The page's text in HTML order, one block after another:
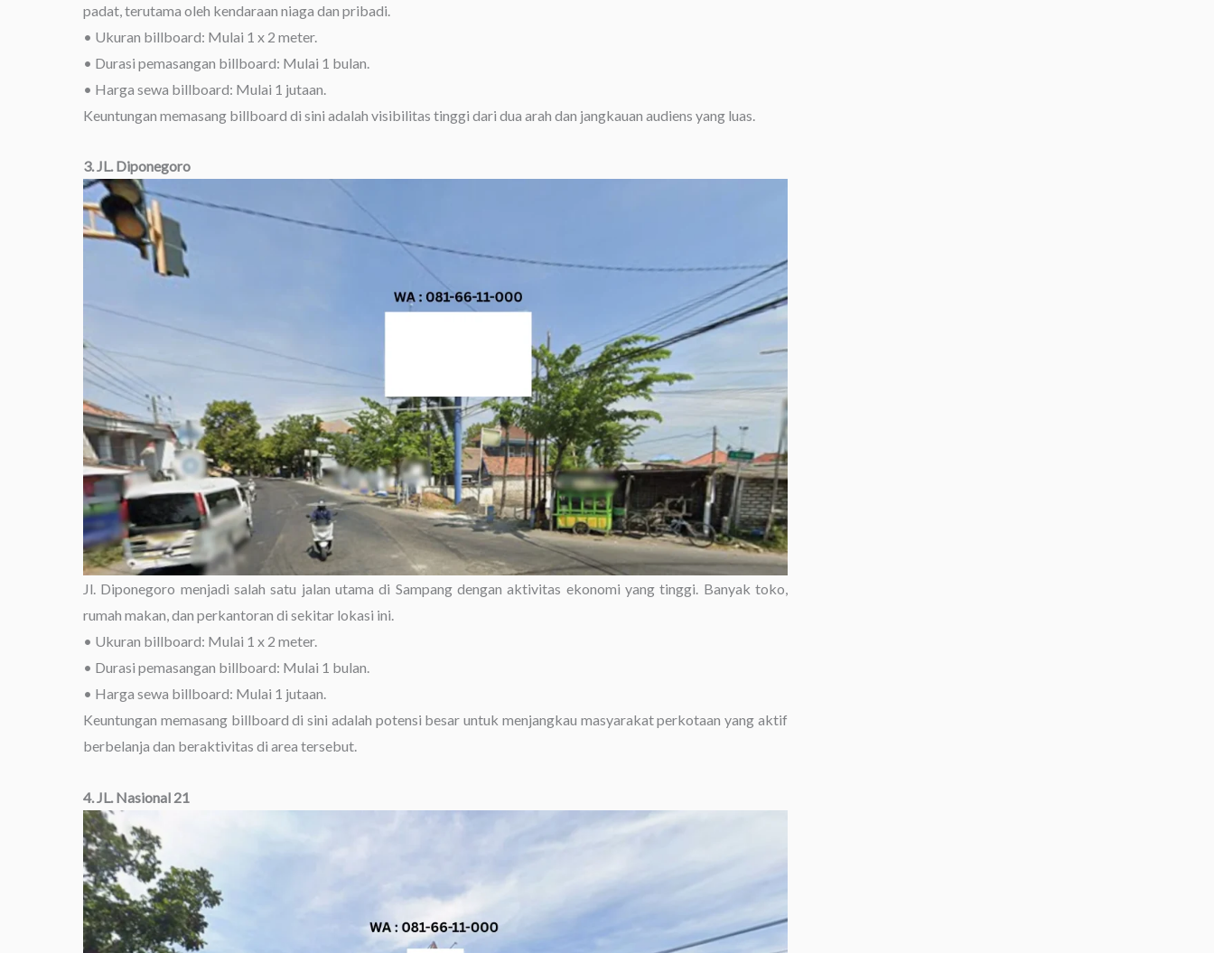
padat, terutama oleh kendaraan niaga dan pribadi.
• Ukuran billboard: Mulai 1 x 2 meter.
• Durasi pemasangan billboard: Mulai 1 bulan.
• Harga sewa billboard: Mulai 1 jutaan.
Keuntungan memasang billboard di sini adalah visibilitas tinggi dari dua arah dan jangkauan audiens yang luas.
3. JL. Diponegoro
Jl. Diponegoro menjadi salah satu jalan utama di Sampang dengan aktivitas ekonomi yang tinggi. Banyak toko,
rumah makan, dan perkantoran di sekitar lokasi ini.
• Ukuran billboard: Mulai 1 x 2 meter.
• Durasi pemasangan billboard: Mulai 1 bulan.
• Harga sewa billboard: Mulai 1 jutaan.
Keuntungan memasang billboard di sini adalah potensi besar untuk menjangkau masyarakat perkotaan yang aktif
berbelanja dan beraktivitas di area tersebut.
4. JL. Nasional 21